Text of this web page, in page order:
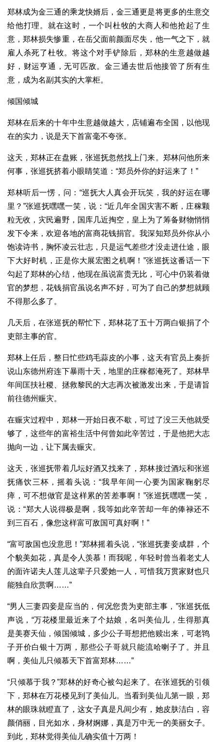
郑林成为金三通的乘龙快婿后，金三通更是将更多的生意交
给他打理。就在这时，一个叫杜牧的大商人和他抢起了生
意，郑林损失惨重，在岳父面前颜面尽失，他一气之下，就
雇人杀死了杜牧。将这个对手铲除后，郑林的生意越做越
好，财运亨通，无可匹敌。金三通去世后他接管了所有生
意，成为名副其实的大掌柜。
倾国倾城
郑林在后来的十年中生意越做越大，店铺遍布全国，以他现
在的实力，说是天下首富毫不夸张。
这天，郑林正在盘账，张巡抚忽然找上门来。郑林问他所来
何事，张巡抚挤着小眼睛笑道：“郑员外你的好运来了！”
郑林听后一愣，问：“巡抚大人真会开玩笑，我的好运在哪
里？”张巡抚嘿嘿一笑，说：“近几年全国灾害不断，庄稼颗
粒无收，灾民遍野，国库几近掏空，皇上为了筹备财物悄悄
发下令来，欢迎各地的富商花钱捐官。我深知郑员外你从小
饱读诗书，胸怀凌云壮志，只是运气差些才没走进仕途，眼
下大好时机，正是你大展宏图之机啊！”张巡抚这番话一下
勾起了郑林的心结，他现在虽说富贵无比，可心中仍装着做
官的梦想，花钱捐官虽说名声不好，可为了自己的梦想就顾
不得那么多了。
几天后，在张巡抚的帮忙下，郑林花了五十万两白银捐了个
吏部主事的官。
郑林上任后，整日忙些鸡毛蒜皮的小事，这天有官员上奏折
说山东德州府连下暴雨十天，地里的庄稼都淹死了。郑林早
年间匡扶社稷、拯救黎民的大志再次被激发出来，于是请旨
前往德州赈灾。
在赈灾过程中，郑林一开始日夜不歇，可过了没三天他就受
够了，这些年的富裕生活中何曾如此辛苦过，于是他把大志
抛向一边，让下属去赈灾。
这天，张巡抚带着几坛好酒又找来了，郑林接过酒坛和张巡
抚痛饮三杯，摇着头说：“我早年间一心要为国家鞠躬尽
瘁，可不想做官是这样累的苦差事啊！”张巡抚嘿嘿一笑，
说：“郑大人说得极是啊，我等如此辛苦却一年的俸禄还不
到三百石，像您这样富可敌国可真好啊！”
“富可敌国也没意思！”郑林摇着头说，“张巡抚妻妾成群，个
个貌美如花，真是令人羡慕！而我呢，年轻时曾当着老丈人
的面许诺夫人莲儿这辈子只爱她一人，可惜我万贯家财也只
能独自欣赏啊……”
“男人三妻四妾是应当的，何况您贵为吏部主事，”张巡抚低
声说，“万花楼里最近来了个姑娘，名叫美仙儿，生得那真
是美赛天仙，倾国倾城，多少公子哥想把他赎出来，可老鸨
子开价白银十万两，那些公子哥就只能流哈喇子了。并且
啊，美仙儿只倾慕天下首富郑林……”
“只倾慕于我？”郑林的好奇心被勾起来了。在张巡抚的引领
下，郑林在万花楼见到了美仙儿。当看到美仙儿第一眼，郑
林的眼珠就瞪直了，这女子真是凡间少有，她皮肤洁白，容
颜俏丽，目光如水，身材婀娜，真是万中无一的美丽女子。
到此，郑林觉得美仙儿确实值十万两！